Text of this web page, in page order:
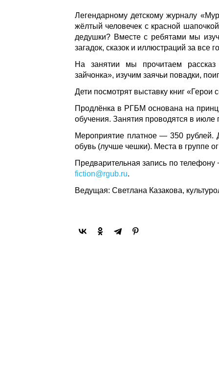
Легендарному детскому журналу
жёлтый человечек с красной
дедушки? Вместе с ребятами мы
загадок, сказок и иллюстраций за все
На занятии мы прочитаем
зайчонка», изучим заячьи повадки,
Дети посмотрят выставку книг «Герои
Продлёнка в РГБМ основана на
обучения. Занятия проводятся в
Мероприятие платное — 350 рублей.
обувь (лучше чешки). Места в группе
Предварительная запись по
fiction@rgub.ru.
Ведущая: Светлана Казакова,